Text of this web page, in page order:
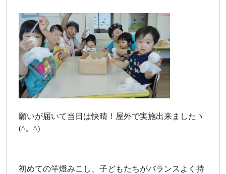
願いが届いて当日は快晴！屋外で実施出来ましたヽ
(^。^)
初めての竿燈みこし、子どもたちがバランスよく持